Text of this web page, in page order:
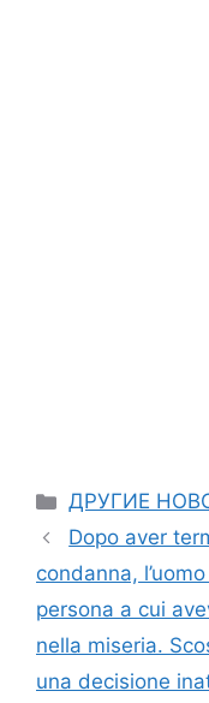
Categories
ДРУГИЕ
Dopo aver
condanna,
persona a cui
nella miseria.
una decisione